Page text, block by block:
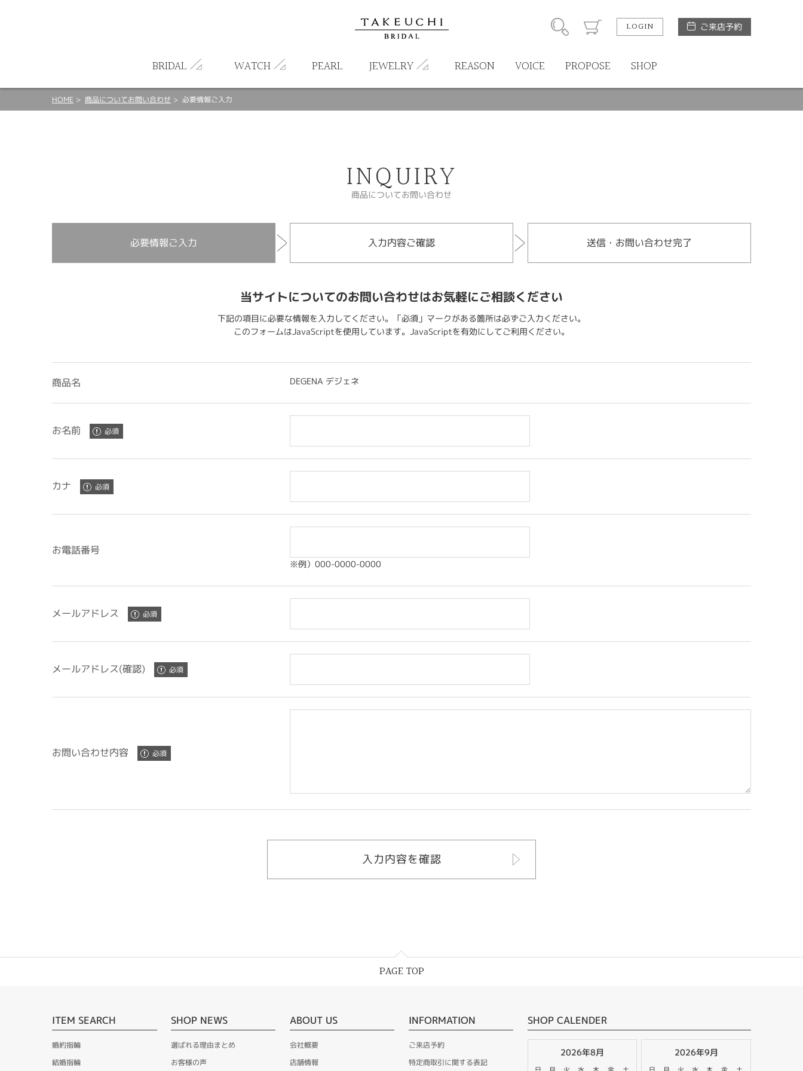
LOGIN ご来店予約
BRIDAL WATCH PEARL JEWELRY REASON VOICE PROPOSE SHOP
HOME 商品についてお問い合わせ 必要情報ご入力
INQUIRY
商品についてお問い合わせ
必要情報ご入力 入力内容ご確認 送信・お問い合わせ完了
当サイトについてのお問い合わせはお気軽にご相談ください
下記の項目に必要な情報を入力してください。「必須」マークがある箇所は必ずご入力ください。
このフォームはJavaScriptを使用しています。JavaScriptを有効にしてご利用ください。
商品名 DEGENA デジェネ
お名前
カナ
お電話番号
※例）000-0000-0000
メールアドレス
メールアドレス(確認)
お問い合わせ内容
PAGE TOP
ITEM SEARCH
婚約指輪
結婚指輪
SHOP NEWS
選ばれる理由まとめ
お客様の声
ABOUT US
会社概要
店舗情報
INFORMATION
ご来店予約
特定商取引に関する表記
SHOP CALENDER
2026年8月 2026年9月